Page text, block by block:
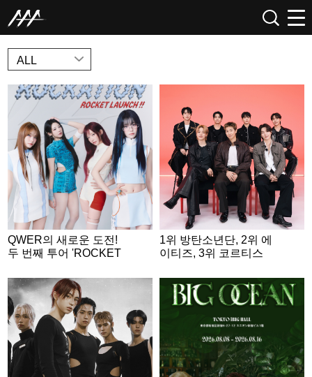
NEWS
ALL
QWER의 새로운 도전!
두 번째 투어 'ROCKET
4인 4색 우주인 변신
1위 방탄소년단, 2위 에
이티즈, 3위 코르티스